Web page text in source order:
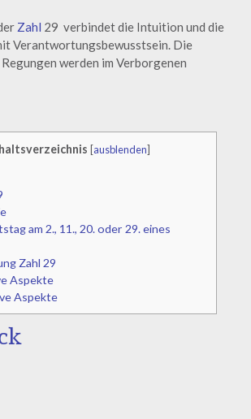
Zahl 29 verbindet die Intuition und die
Verantwortungsbewusstsein. Die
werden im Verborgenen
[ausblenden]
am 2., 11., 20. oder 29. eines
Zahl 29
Aspekte
Aspekte